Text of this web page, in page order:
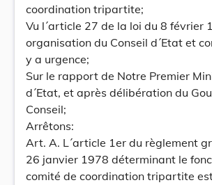
coordination tripartite;
Vu l´article 27 de la loi du 8 février
organisation du Conseil d´Etat et
y a urgence;
Sur le rapport de Notre Premier
d´Etat, et après délibération du
Conseil;
Arrêtons:
Art. A. L´article 1er du règlement
26 janvier 1978 déterminant le
comité de coordination tripartite